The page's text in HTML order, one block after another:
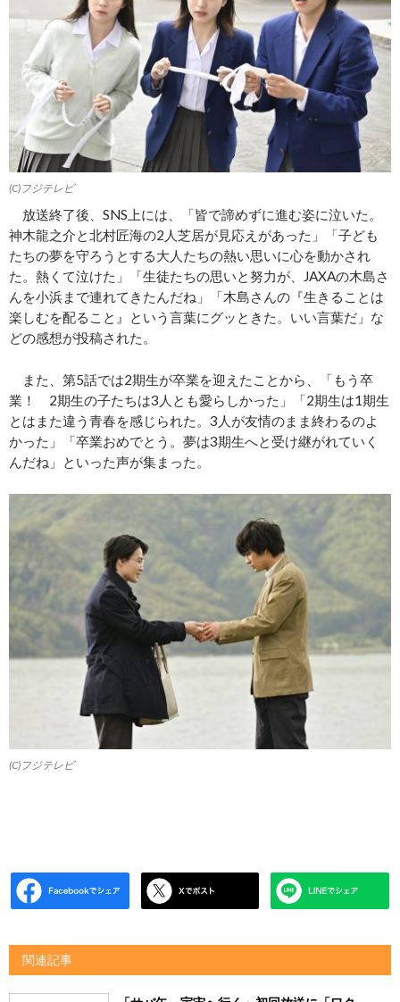
(C)フジテレビ
放送終了後、SNS上には、「皆で諦めずに進む姿に泣いた。
神木龍之介と北村匠海の2人芝居が見応えがあった」「子ども
たちの夢を守ろうとする大人たちの熱い思いに心を動かされ
た。熱くて泣けた」「生徒たちの思いと努力が、JAXAの木島さ
んを小浜まで連れてきたんだね」「木島さんの『生きることは
楽しむを配ること』という言葉にグッときた。いい言葉だ」な
どの感想が投稿された。
また、第5話では2期生が卒業を迎えたことから、「もう卒
業！ 2期生の子たちは3人とも愛らしかった」「2期生は1期生
とはまた違う青春を感じられた。3人が友情のまま終わるのよ
かった」「卒業おめでとう。夢は3期生へと受け継がれていく
んだね」といった声が集まった。
(C)フジテレビ
関連記事